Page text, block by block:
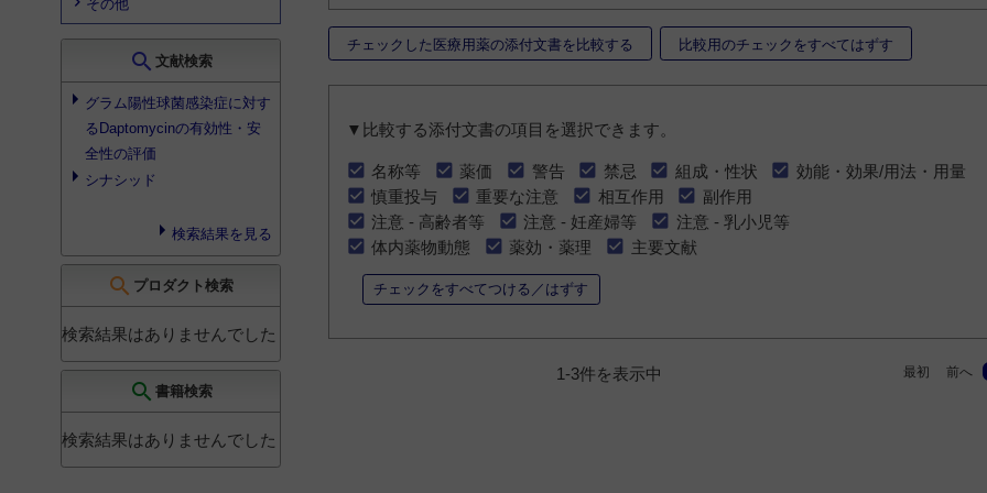
その他
search 文献検索
グラム陽性球菌感染症に対す
るDaptomycinの有効性・安
全性の評価
シナシッド
検索結果を見る
search プロダクト検索
検索結果はありませんでした
search 書籍検索
検索結果はありませんでした
チェックした医療用薬の添付文書を比較する 比較用のチェックをすべてはずす
▼比較する添付文書の項目を選択できます。
名称等 薬価 警告 禁忌 組成・性状
効能・効果/用法・用量
慎重投与
重要な注意 相互作用
副作用
注意 - 高齢者等
注意 - 妊産婦等
注意 - 乳小児等
体内薬物動態
薬効・薬理 主要文献
チェックをすべてつける／はずす
1-3件を表示中 最初 前へ